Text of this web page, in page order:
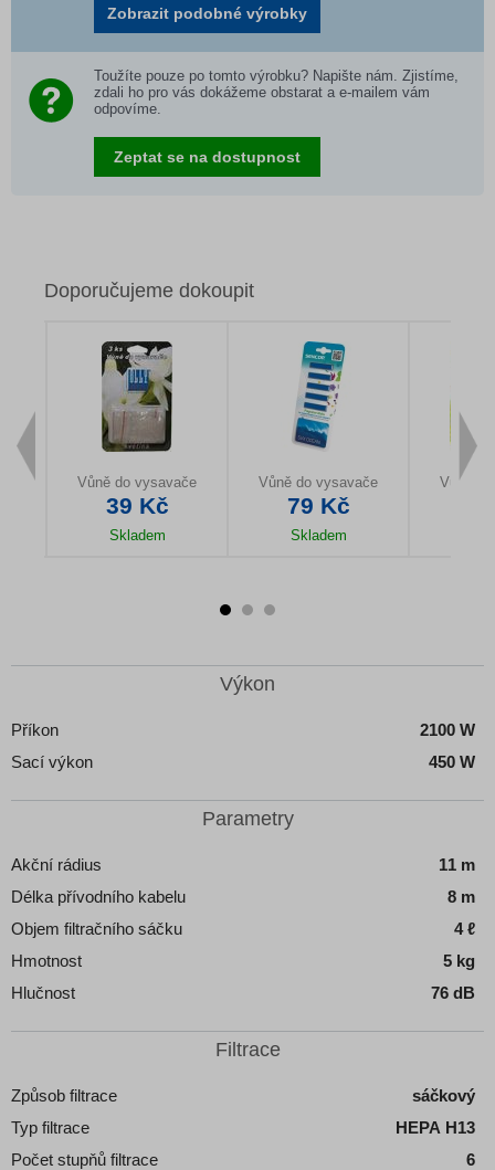
Zobrazit podobné výrobky
Toužíte pouze po tomto výrobku? Napište nám. Zjistíme,
zdali ho pro vás dokážeme obstarat a e-mailem vám
odpovíme.
Zeptat se na dostupnost
Doporučujeme dokoupit
Vůně do vysavače
39 Kč
Skladem
Vůně do vysavače
79 Kč
Skladem
Vůně
Výkon
Příkon
2100 W
Sací výkon
450 W
Parametry
Akční rádius
11 m
Délka přívodního kabelu
8 m
Objem filtračního sáčku
4 ℓ
Hmotnost
5 kg
Hlučnost
76 dB
Filtrace
Způsob filtrace
sáčkový
Typ filtrace
HEPA H13
Počet stupňů filtrace
6